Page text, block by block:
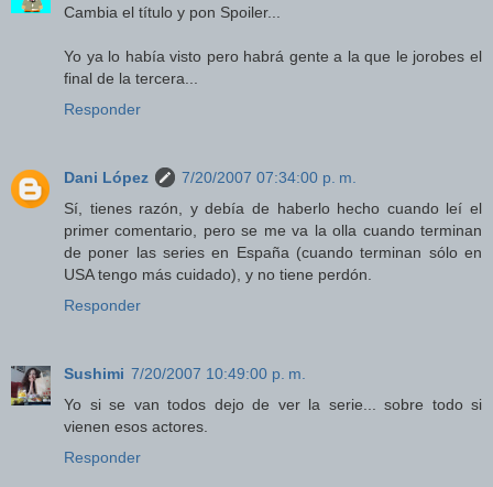
Cambia el título y pon Spoiler...
Yo ya lo había visto pero habrá gente a la que le jorobes el
final de la tercera...
Responder
Dani López
7/20/2007 07:34:00 p. m.
Sí, tienes razón, y debía de haberlo hecho cuando leí el
primer comentario, pero se me va la olla cuando terminan
de poner las series en España (cuando terminan sólo en
USA tengo más cuidado), y no tiene perdón.
Responder
Sushimi 7/20/2007 10:49:00 p. m.
Yo si se van todos dejo de ver la serie... sobre todo si
vienen esos actores.
Responder